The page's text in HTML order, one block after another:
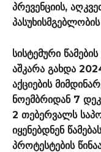
პრევენციის,
პასუხისმგებლობის
სისტემური
აშკარა გახდა
აქციების
ნოემბრიდან 7
2 თებერვალს
იყენებდნენ
პროტესტების